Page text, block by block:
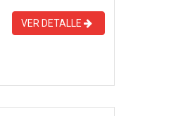
VER DETALLE